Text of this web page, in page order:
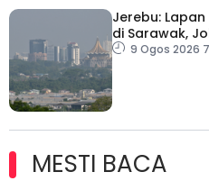
Jerebu:
di Sarawak,
di Selangor
9 Ogos 2026
MESTI BACA